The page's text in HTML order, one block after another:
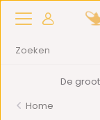
De
Home